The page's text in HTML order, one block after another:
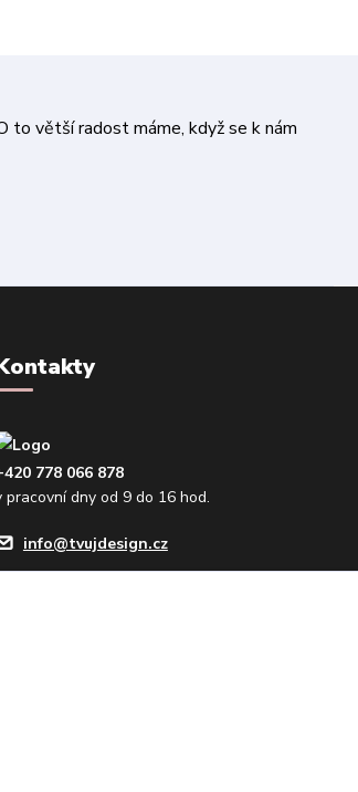
to větší radost máme, když se k nám
778 066 878
pracovní dny od 9 do 16 hod.
info@tvujdesign.cz